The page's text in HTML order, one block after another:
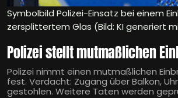
Symbolbild Polizei-Einsatz bei einem
zersplittertem Glas (Bild: KI generiert
Polizei stellt mutmaßlichen
Polizei nimmt einen mutmaßlichen
fest. Verdacht: Zugang über Balkon,
gestohlen. Weitere Taten werden